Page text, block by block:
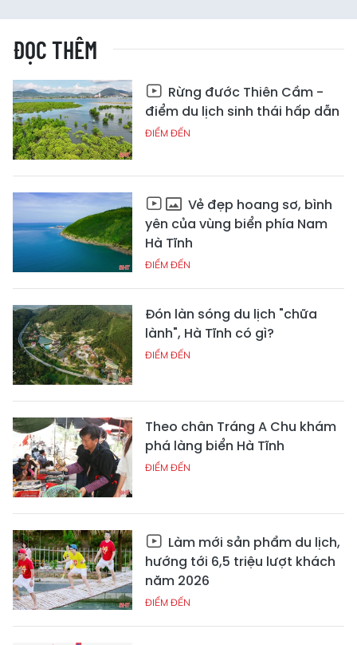
ĐỌC THÊM
Rừng đước Thiên Cầm -
điểm du lịch sinh thái hấp dẫn
ĐIỂM ĐẾN
Vẻ đẹp hoang sơ, bình
yên của vùng biển phía Nam
Hà Tĩnh
ĐIỂM ĐẾN
Đón làn sóng du lịch "chữa
lành", Hà Tĩnh có gì?
ĐIỂM ĐẾN
Theo chân Tráng A Chu khám
phá làng biển Hà Tĩnh
ĐIỂM ĐẾN
Làm mới sản phẩm du lịch,
hướng tới 6,5 triệu lượt khách
năm 2026
ĐIỂM ĐẾN